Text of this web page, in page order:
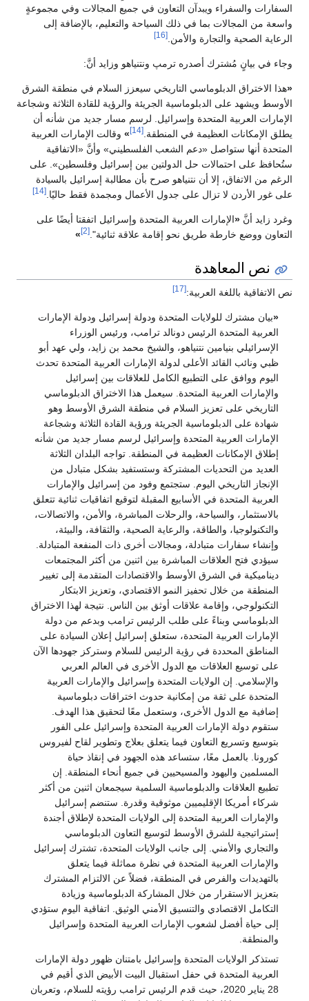
السفارات والسفراء ويبدآن التعاون في جميع المجالات وفي مجموعةٍ
واسعة من المجالات بما في ذلك السياحة والتعليم، بالإضافة إلى
الرعاية الصحية والتجارة والأمن. [16]
وجاء في بيانٍ مُشترك أصدره ترمپ ونتنياهو وزايد أنَّ:
«هذا الاختراق الدبلوماسي التاريخي سيعزز السلام في منطقة الشرق
الأوسط ويشهد على الدبلوماسية الجريئة والرؤية للقادة الثلاثة وشجاعة
الإمارات العربية المتحدة وإسرائيل. لرسم مسار جديد من شأنه أن
يطلق الإمكانات العظيمة في المنطقة. [14]
» وقالت الإمارات العربية
المتحدة أنها ستواصل «دعم الشعب الفلسطيني» وأنَّ «الاتفاقية
ستُحافظ على احتمالات حل الدولتين بين إسرائيل وفلسطين». على
الرغم من الاتفاق، إلا أن نتنياهو صرح بأن مطالبة إسرائيل بالسيادة
على غور الأردن لا تزال على جدول الأعمال ومجمدة فقط حاليًا. [14]
وغرد زايد أنَّ «الإمارات العربية المتحدة وإسرائيل اتفقتا أيضًا على
التعاون ووضع خارطة طريق نحو إقامة علاقة ثنائية". [2]
»
نص المعاهدة
نص الاتفاقية باللغة العربية:[17]
«بيان مشترك للولايات المتحدة ودولة إسرائيل ودولة الإمارات
العربية المتحدة الرئيس دونالد ترامب، ورئيس الوزراء
الإسرائيلي بنيامين نتنياهو، والشيخ محمد بن زايد، ولي عهد أبو
ظبي ونائب القائد الأعلى لدولة الإمارات العربية المتحدة تحدث
اليوم ووافق على التطبيع الكامل للعلاقات بين إسرائيل
والإمارات العربية المتحدة. سيعمل هذا الاختراق الدبلوماسي
التاريخي على تعزيز السلام في منطقة الشرق الأوسط وهو
شهادة على الدبلوماسية الجريئة ورؤية القادة الثلاثة وشجاعة
الإمارات العربية المتحدة وإسرائيل لرسم مسار جديد من شأنه
إطلاق الإمكانات العظيمة في المنطقة. تواجه البلدان الثلاثة
العديد من التحديات المشتركة وستستفيد بشكل متبادل من
الإنجاز التاريخي اليوم. ستجتمع وفود من إسرائيل والإمارات
العربية المتحدة في الأسابيع المقبلة لتوقيع اتفاقيات ثنائية تتعلق
بالاستثمار، والسياحة، والرحلات المباشرة، والأمن، والاتصالات،
والتكنولوجيا، والطاقة، والرعاية الصحية، والثقافة، والبيئة،
وإنشاء سفارات متبادلة، ومجالات أخرى ذات المنفعة المتبادلة.
سيؤدي فتح العلاقات المباشرة بين اثنين من أكثر المجتمعات
ديناميكية في الشرق الأوسط والاقتصادات المتقدمة إلى تغيير
المنطقة من خلال تحفيز النمو الاقتصادي، وتعزيز الابتكار
التكنولوجي، وإقامة علاقات أوثق بين الناس. نتيجة لهذا الاختراق
الدبلوماسي وبناءً على طلب الرئيس ترامب وبدعم من دولة
الإمارات العربية المتحدة، ستعلق إسرائيل إعلان السيادة على
المناطق المحددة في رؤية الرئيس للسلام وستركز جهودها الآن
على توسيع العلاقات مع الدول الأخرى في العالم العربي
والإسلامي. إن الولايات المتحدة وإسرائيل والإمارات العربية
المتحدة على ثقة من إمكانية حدوث اختراقات دبلوماسية
إضافية مع الدول الأخرى، وستعمل معًا لتحقيق هذا الهدف.
ستقوم دولة الإمارات العربية المتحدة وإسرائيل على الفور
بتوسيع وتسريع التعاون فيما يتعلق بعلاج وتطوير لقاح لفيروس
كورونا. بالعمل معًا، ستساعد هذه الجهود في إنقاذ حياة
المسلمين واليهود والمسيحيين في جميع أنحاء المنطقة. إن
تطبيع العلاقات والدبلوماسية السلمية سيجمعان اثنين من أكثر
شركاء أمريكا الإقليميين موثوقية وقدرة. ستنضم إسرائيل
والإمارات العربية المتحدة إلى الولايات المتحدة لإطلاق أجندة
إستراتيجية للشرق الأوسط لتوسيع التعاون الدبلوماسي
والتجاري والأمني. إلى جانب الولايات المتحدة، تشترك إسرائيل
والإمارات العربية المتحدة في نظرة مماثلة فيما يتعلق
بالتهديدات والفرص في المنطقة، فضلاً عن الالتزام المشترك
بتعزيز الاستقرار من خلال المشاركة الدبلوماسية وزيادة
التكامل الاقتصادي والتنسيق الأمني الوثيق. اتفاقية اليوم ستؤدي
إلى حياة أفضل لشعوب الإمارات العربية المتحدة وإسرائيل
والمنطقة.
تستذكر الولايات المتحدة وإسرائيل بامتنان ظهور دولة الإمارات
العربية المتحدة في حفل استقبال البيت الأبيض الذي أقيم في
28 يناير 2020، حيث قدم الرئيس ترامب رؤيته للسلام، وتعربان